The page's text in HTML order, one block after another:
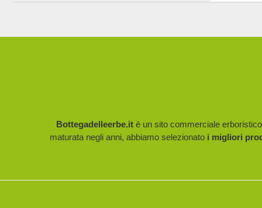
Bottegadelleerbe.it è un sito commerciale
maturata negli anni, abbiamo selezionato i migliori